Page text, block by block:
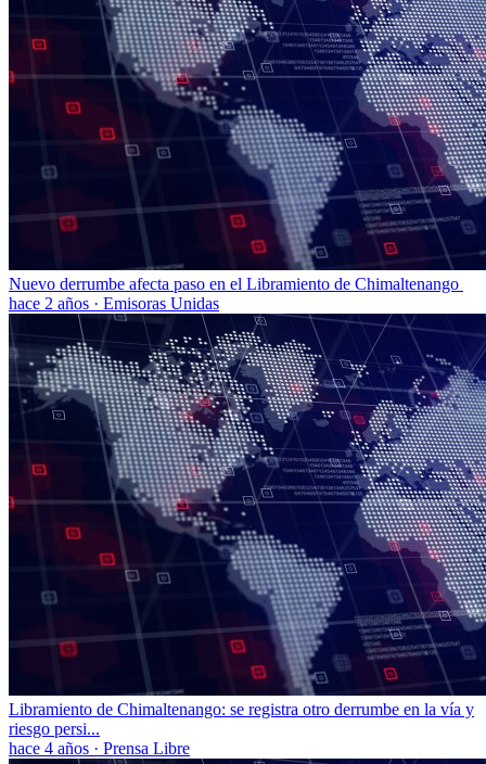
Nuevo derrumbe afecta paso en el Libramiento de Chimaltenango
hace 2 años · Emisoras Unidas
Libramiento de Chimaltenango: se registra otro derrumbe en la vía y
riesgo persi...
hace 4 años · Prensa Libre